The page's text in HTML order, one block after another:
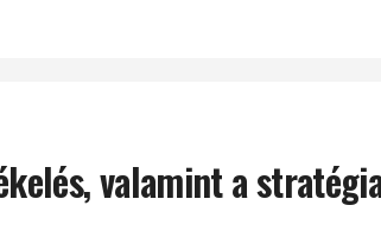
valamint a